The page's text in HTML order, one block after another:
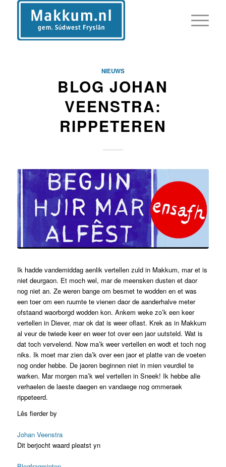
NIEUWS
BLOG JOHAN
VEENSTRA:
RIPPETEREN
Ik hadde vandemiddag aenlik vertellen zuld in Makkum, mar et is
niet deurgaon. Et moch wel, mar de meensken dusten et daor
nog niet an. Ze weren bange om besmet te wodden en et was
een toer om een ruumte te vienen daor de aanderhalve meter
ofstaand waorborgd wodden kon. Ankem weke zo’k een keer
vertellen in Diever, mar ok dat is weer oflast. Krek as in Makkum
al veur de twiede keer en weer tot over een jaor uutsteld. Wat is
dat toch vervelend. Now ma’k weer vertellen en wodt et toch nog
niks. Ik moet mar zien da’k over een jaor et platte van de voeten
nog onder hebbe. De jaoren beginnen niet in mien veurdiel te
warken. Mar morgen ma’k wel vertellen in Sneek! Ik hebbe alle
verhaelen de laeste daegen en vandaege nog ommeraek
rippeteerd.
Lês fierder by
Johan Veenstra
Dit berjocht waard pleatst yn